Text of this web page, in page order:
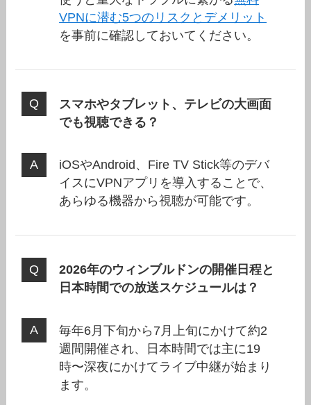
VPNに潜む5つのリスクとデメリット
を事前に確認しておいてください。
スマホやタブレット、テレビの大画面
でも視聴できる？
iOSやAndroid、Fire TV Stick等のデバ
イスにVPNアプリを導入することで、
あらゆる機器から視聴が可能です。
2026年のウィンブルドンの開催日程と
日本時間での放送スケジュールは？
毎年6月下旬から7月上旬にかけて約2
週間開催され、日本時間では主に19
時〜深夜にかけてライブ中継が始まり
ます。